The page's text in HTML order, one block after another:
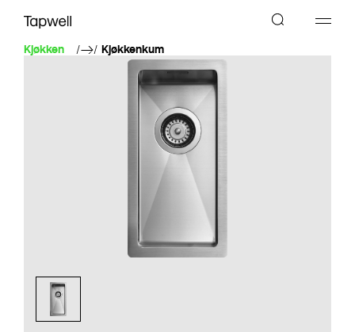
Kjøkken Kjøkkenkum